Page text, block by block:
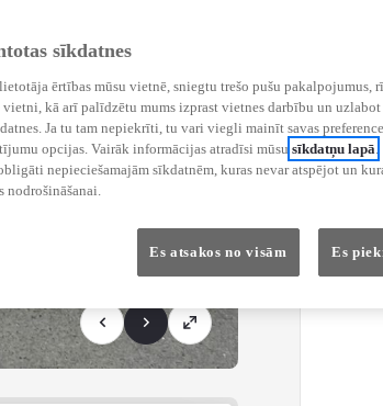
sīkdatnes
ērtības mūsu vietnē, sniegtu trešo pušu pakalpojumus,
kā arī palīdzētu mums izprast vietnes darbību un uzlabot
Ja tu tam nepiekrīti, tu vari viegli mainīt savas
opcijas. Vairāk informācijas atradīsi mūsu sīkdatņu lapā.
nepieciešamajām sīkdatnēm, kuras nevar atspējot un
nodrošināšanai.
Es atsakos no visām Es